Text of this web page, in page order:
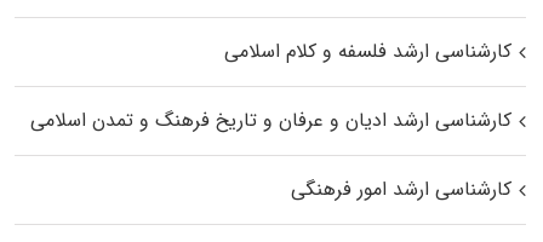
کارشناسی ارشد فلسفه و کلام اسلامی
کارشناسی ارشد ادیان و عرفان و تاریخ فرهنگ و تمدن اسلامی
کارشناسی ارشد امور فرهنگی